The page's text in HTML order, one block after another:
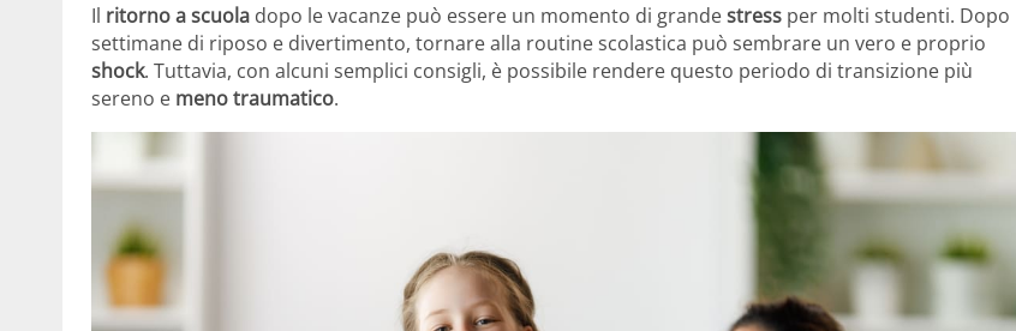
Il ritorno a scuola dopo le vacanze può essere un momento di grandestress per molti studenti. Dopo
settimane di riposo e divertimento, tornare alla routine scolastica può sembrare un vero e proprio
shock. Tuttavia, con alcuni semplici consigli, è possibile rendere questo periodo di transizione più
sereno e meno traumatico.